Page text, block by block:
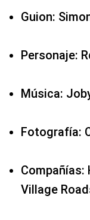
Guion:
Personaje:
Música:
Fotografía:
Compañías:
Village